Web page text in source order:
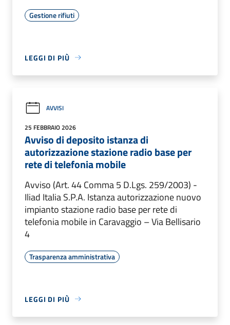
Gestione rifiuti
LEGGI DI PIÙ
AVVISI
25 FEBBRAIO 2026
Avviso di deposito istanza di
autorizzazione stazione radio base per
rete di telefonia mobile
Avviso (Art. 44 Comma 5 D.Lgs. 259/2003) -
Iliad Italia S.P.A. Istanza autorizzazione nuovo
impianto stazione radio base per rete di
telefonia mobile in Caravaggio – Via Bellisario
4
Trasparenza amministrativa
LEGGI DI PIÙ